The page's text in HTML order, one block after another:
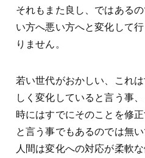
それもまた良し、ではある
い方へ悪い方へと変化して
りません。
若い世代がおかしい、これ
しく変化していると言う事
時にはすでにそのことを修
と言う事でもあるのでは無
人間は変化への対応が柔軟